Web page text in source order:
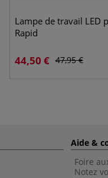
Lampe de travail LED
Rapid
44,50 € 47,95€
Aide &
Foire
Notez